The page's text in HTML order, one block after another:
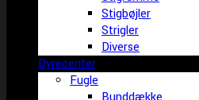
Stigbøjler
Strigler
Diverse
Dyrecenter
Fugle